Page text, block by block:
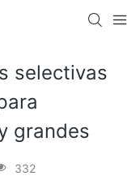
selectivas
grandes
332